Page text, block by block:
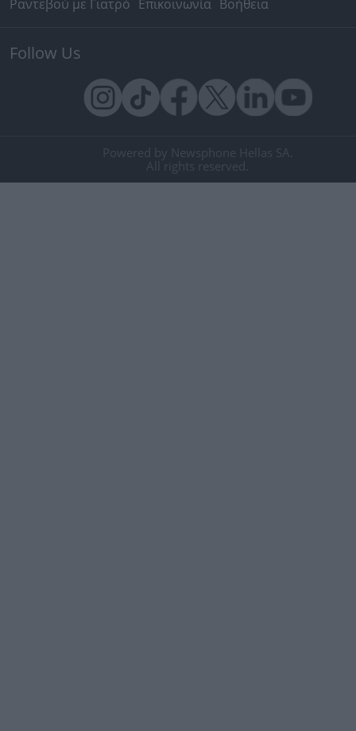
Ραντεβού με Γιατρό Επικοινωνία Βοήθεια
Follow Us
Powered by Newsphone Hellas SA.
All rights reserved.